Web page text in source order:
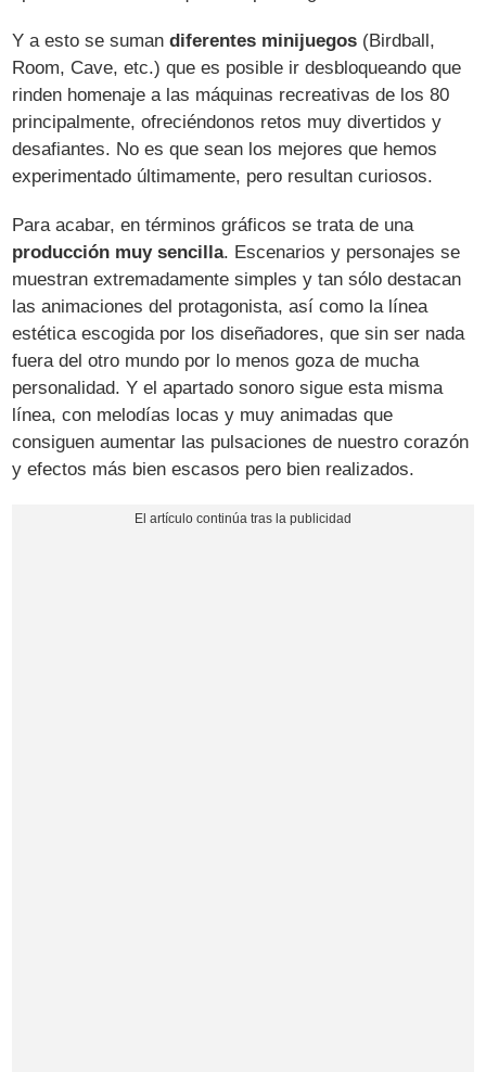
Y a esto se sumandiferentes minijuegos (Birdball,
Room, Cave, etc.) que es posible ir desbloqueando que
rinden homenaje a las máquinas recreativas de los 80
principalmente, ofreciéndonos retos muy divertidos y
desafiantes. No es que sean los mejores que hemos
experimentado últimamente, pero resultan curiosos.
Para acabar, en términos gráficos se trata de una
producción muy sencilla. Escenarios y personajes se
muestran extremadamente simples y tan sólo destacan
las animaciones del protagonista, así como la línea
estética escogida por los diseñadores, que sin ser nada
fuera del otro mundo por lo menos goza de mucha
personalidad. Y el apartado sonoro sigue esta misma
línea, con melodías locas y muy animadas que
consiguen aumentar las pulsaciones de nuestro corazón
y efectos más bien escasos pero bien realizados.